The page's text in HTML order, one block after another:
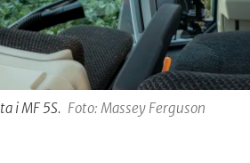
i MF 5S. Foto: Massey Ferguson